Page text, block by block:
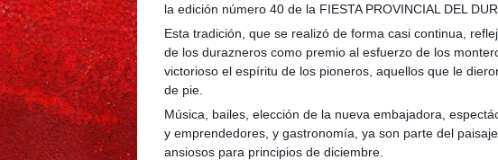
la edición número 40 de la FIESTA PROVINCIAL DEL
Esta tradición, que se realizó de forma casi continua,
de los durazneros como premio al esfuerzo de los
victorioso el espíritu de los pioneros, aquellos que le
de pie.
Música, bailes, elección de la nueva embajadora,
y emprendedores, y gastronomía, ya son parte del
ansiosos para principios de diciembre.